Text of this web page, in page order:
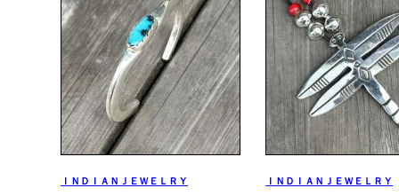
ＩＮＤＩＡＮＪＥＷＥＬＲＹ ＩＮＤＩＡＮＪＥＷＥＬＲＹ